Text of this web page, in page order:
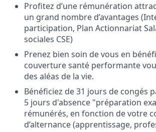
Profitez d’une rémunération
un grand nombre d’avantages
participation, Plan Actionnariat
sociales CSE)
Prenez bien soin de vous en
couverture santé performante
des aléas de la vie.
Bénéficiez de 31 jours de congés
5 jours d'absence "préparation
rémunérés, en fonction de votre
d’alternance (apprentissage,